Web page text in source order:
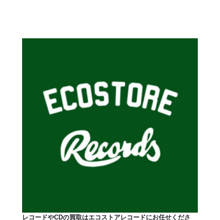
レコードやCDの買取はエコストアレコードにお任せくださ